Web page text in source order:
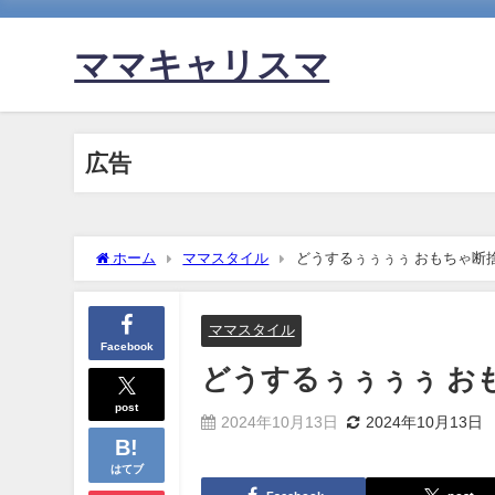
ママキャリスマ
広告
ホーム ママスタイル どうするぅぅぅぅ おもちゃ断
Facebook
post
はてブ
ママスタイル
どうするぅぅぅぅ お
2024年10月13日 2024年10月13日